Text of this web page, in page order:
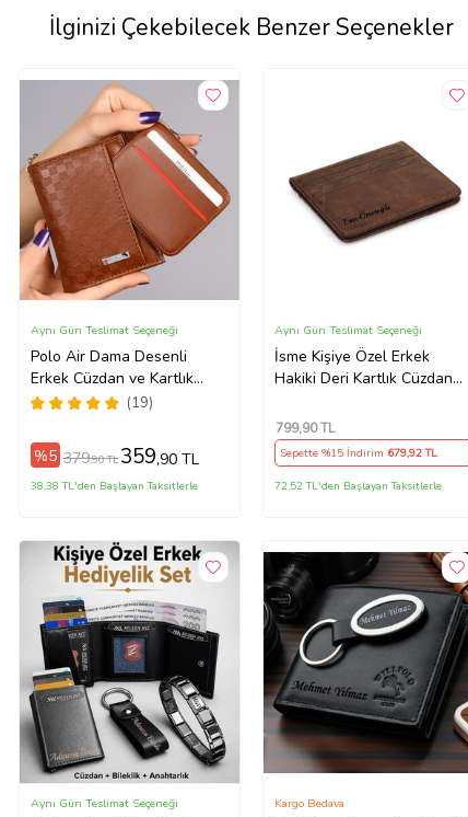
İlginizi Çekebilecek Benzer Seçenekler
Polo Air Dama Desenli
Erkek Cüzdan ve Kartlık
SETE-3013-CDN (Taba)
(19)
Aynı Gün Teslimat Seçeneği
%5 379,90 TL 359,90 TL
38,38 TL'den Başlayan Taksitlerle
İsme Kişiye Özel Erkek
Hakiki Deri Kartlık Cüzdan
Kendine Hediye
(Kahverengi)
Aynı Gün Teslimat Seçeneği
799,90 TL
Sepette %15 İndirim 679,92 TL
72,52 TL'den Başlayan Taksitlerle
Aynı Gün Teslimat Seçeneği Kargo Bedava